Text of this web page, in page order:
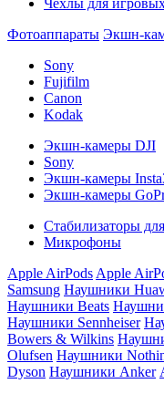
Чехлы для
Фотоаппараты Экшн-
Sony
Fujifilm
Canon
Kodak
Экшн-камеры DJI
Sony
Экшн-камеры
Экшн-камеры
Стабилизаторы
Микрофоны
Apple AirPods Apple
Samsung Наушники
Наушники Beats
Наушники Sennheiser
Bowers & Wilkins
Olufsen Наушники
Dyson Наушники Anker